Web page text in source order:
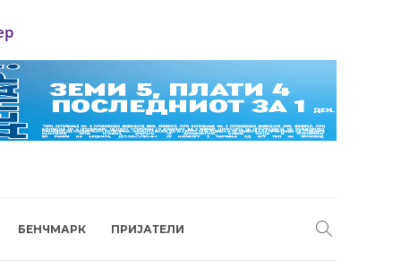
БЕНЧМАРК ПРИЈАТЕЛИ